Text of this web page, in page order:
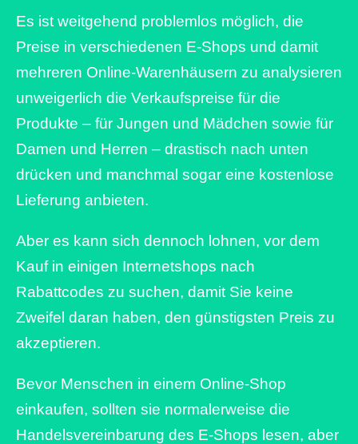
Es ist weitgehend problemlos möglich, die
Preise in verschiedenen E-Shops und damit
mehreren Online-Warenhäusern zu analysieren
unweigerlich die Verkaufspreise für die
Produkte – für Jungen und Mädchen sowie für
Damen und Herren – drastisch nach unten
drücken und manchmal sogar eine kostenlose
Lieferung anbieten.
Aber es kann sich dennoch lohnen, vor dem
Kauf in einigen Internetshops nach
Rabattcodes zu suchen, damit Sie keine
Zweifel daran haben, den günstigsten Preis zu
akzeptieren.
Bevor Menschen in einem Online-Shop
einkaufen, sollten sie normalerweise die
Handelsvereinbarung des E-Shops lesen, aber